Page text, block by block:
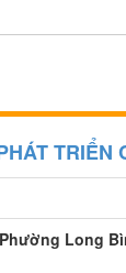
TRIỂN
Long